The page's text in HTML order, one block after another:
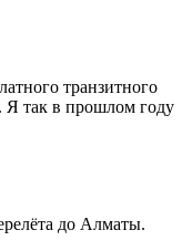
транзитного
Я так в прошлом году
до Алматы.